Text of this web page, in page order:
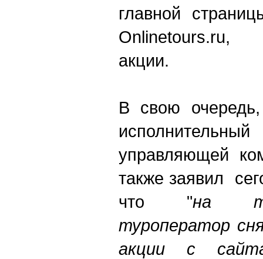
главной
Onlinetours.ru,
акции.
В свою
управляющей
также заявил
что "на
туроператор
акции с